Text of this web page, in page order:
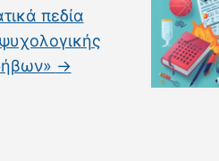
πεδία
→